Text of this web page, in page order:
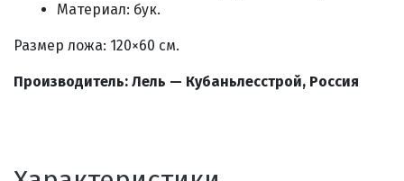
Материал: бук.
Размер ложа: 120×60 см.
Производитель: Лель — Кубаньлесстрой, Россия